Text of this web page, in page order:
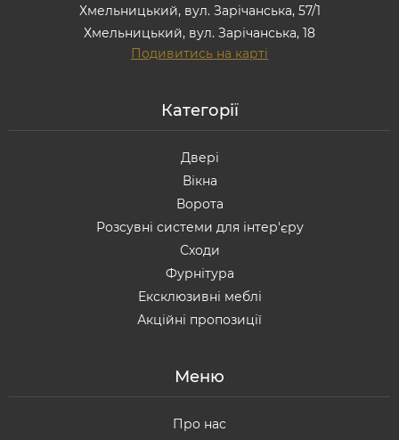
Хмельницький, вул. Зарічанська, 57/1
Хмельницький, вул. Зарічанська, 18
Подивитись на карті
Категорії
Двері
Вікна
Ворота
Розсувні системи для інтер'єру
Сходи
Фурнітура
Ексклюзивні меблі
Акційні пропозиції
Меню
Про нас